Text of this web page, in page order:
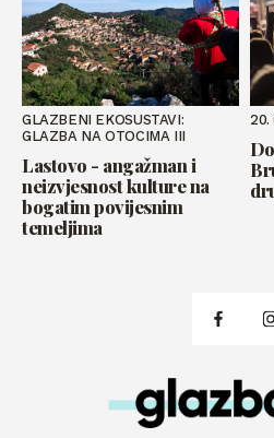
GLAZBENI EKOSUSTAVI:
GLAZBA NA OTOCIMA III
Lastovo - angažman i
neizvjesnost kulture na
bogatim povijesnim
temeljima
20.